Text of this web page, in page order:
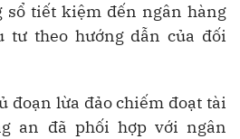
sổ tiết kiệm đến ngân hàng
tư theo hướng dẫn của đối
đoạn lừa đảo chiếm đoạt tài
an đã phối hợp với ngân